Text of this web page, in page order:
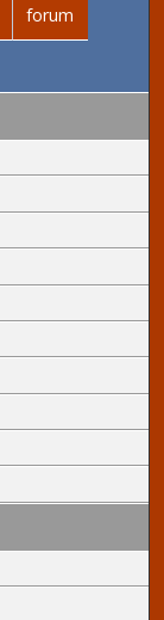
forum